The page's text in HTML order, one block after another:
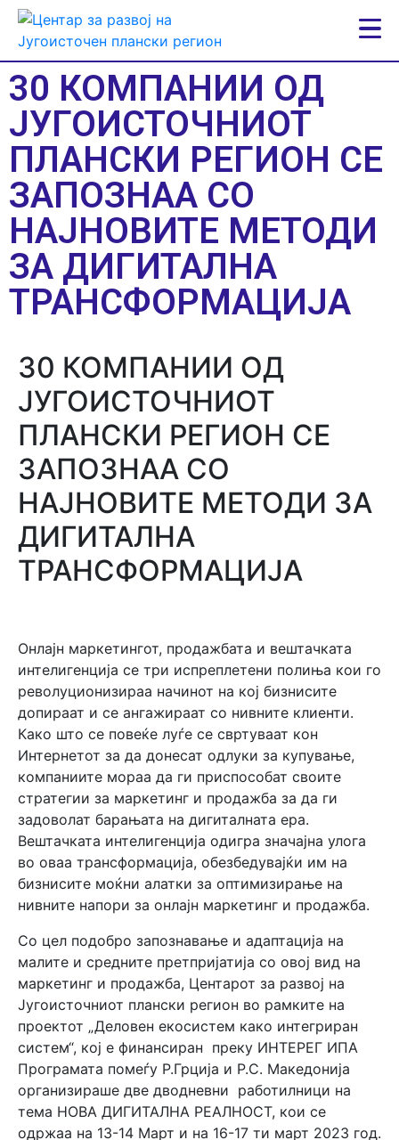
30 КОМПАНИИ ОД
ЈУГОИСТОЧНИОТ
ПЛАНСКИ РЕГИОН СЕ
ЗАПОЗНАА СО
НАЈНОВИТЕ МЕТОДИ
ЗА ДИГИТАЛНА
ТРАНСФОРМАЦИЈА
30 КОМПАНИИ ОД
ЈУГОИСТОЧНИОТ
ПЛАНСКИ РЕГИОН СЕ
ЗАПОЗНАА СО
НАЈНОВИТЕ МЕТОДИ ЗА
ДИГИТАЛНА
ТРАНСФОРМАЦИЈА
Онлајн маркетингот, продажбата и вештачката
интелигенција се три испреплетени полиња кои го
револуционизираа начинот на кој бизнисите
допираат и се ангажираат со нивните клиенти.
Како што се повеќе луѓе се свртуваат кон
Интернетот за да донесат одлуки за купување,
компаниите мораа да ги приспособат своите
стратегии за маркетинг и продажба за да ги
задоволат барањата на дигиталната ера.
Вештачката интелигенција одигра значајна улога
во оваа трансформација, обезбедувајќи им на
бизнисите моќни алатки за оптимизирање на
нивните напори за онлајн маркетинг и продажба.
Со цел подобро запознавање и адаптација на
малите и средните претпријатија со овој вид на
маркетинг и продажба, Центарот за развој на
Југоисточниот плански регион во рамките на
проектот „Деловен екосистем како интегриран
систем“, кој е финансиран преку ИНТЕРЕГ ИПА
Програмата помеѓу Р.Грција и Р.С. Македонија
организираше две дводневни работилници на
тема НОВА ДИГИТАЛНА РЕАЛНОСТ, кои се
одржаа на 13-14 Март и на 16-17 ти март 2023 год.